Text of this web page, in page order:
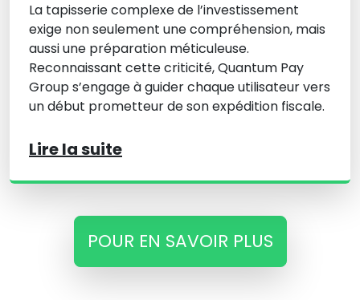
La tapisserie complexe de l’investissement
exige non seulement une compréhension, mais
aussi une préparation méticuleuse.
Reconnaissant cette criticité, Quantum Pay
Group s’engage à guider chaque utilisateur vers
un début prometteur de son expédition fiscale.
Lire la suite
POUR EN SAVOIR PLUS